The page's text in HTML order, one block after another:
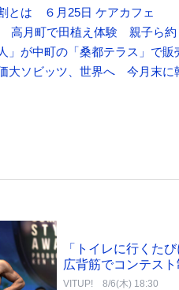
とは ６月25日 ケアカフェ
高月町で田植え体験 親子ら約
」が中町の「桑都テラス」で販
大ソビッツ、世界へ 今月末に
「トイレに行くた
広背筋でコンテスト
VITUP! 8/6(木) 18:30